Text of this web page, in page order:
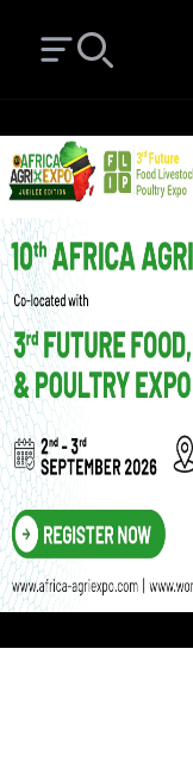
Open main menu